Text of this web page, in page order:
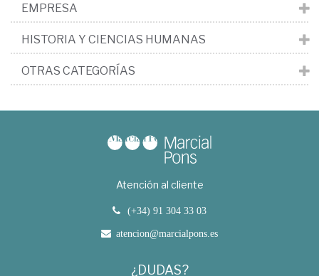
EMPRESA
HISTORIA Y CIENCIAS HUMANAS
OTRAS CATEGORÍAS
Atención al cliente
(+34) 91 304 33 03
atencion@marcialpons.es
¿DUDAS?